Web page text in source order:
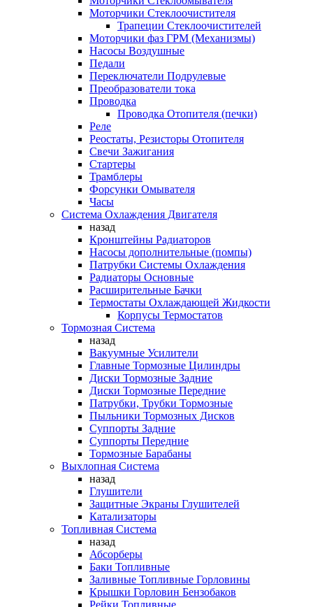
Моторчики Стеклоочистителя
Трапеции Стеклоочистителей
Моторчики фаз ГРМ (Механизмы)
Насосы Воздушные
Педали
Переключатели Подрулевые
Преобразователи тока
Проводка
Проводка Отопителя (печки)
Реле
Реостаты, Резисторы Отопителя
Свечи Зажигания
Стартеры
Трамблеры
Форсунки Омывателя
Часы
Система Охлаждения Двигателя
назад
Кронштейны Радиаторов
Насосы дополнительные (помпы)
Патрубки Системы Охлаждения
Радиаторы Основные
Расширительные Бачки
Термостаты Охлаждающей Жидкости
Корпусы Термостатов
Тормозная Система
назад
Вакуумные Усилители
Главные Тормозные Цилиндры
Диски Тормозные Задние
Диски Тормозные Передние
Патрубки, Трубки Тормозные
Пыльники Тормозных Дисков
Суппорты Задние
Суппорты Передние
Тормозные Барабаны
Выхлопная Система
назад
Глушители
Защитные Экраны Глушителей
Катализаторы
Топливная Система
назад
Абсорберы
Баки Топливные
Заливные Топливные Горловины
Крышки Горловин Бензобаков
Рейки Топливные